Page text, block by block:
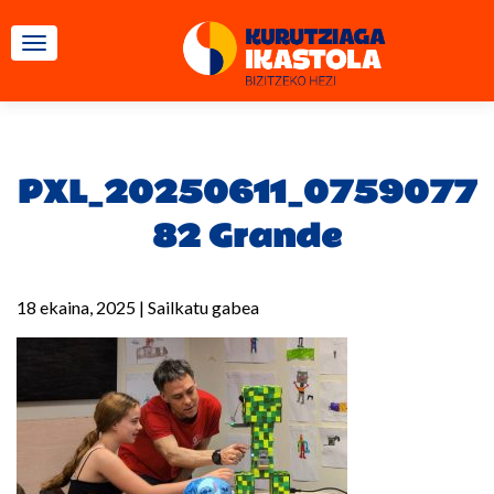
TOGGLE NAVIGATION
PXL_20250611_0759077
82 Grande
18 ekaina, 2025 | Sailkatu gabea